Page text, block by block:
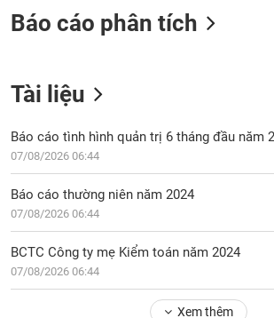
Báo cáo phân tích
Tài liệu
Báo cáo tình hình quản trị 6 tháng đầu năm
07/08/2026 06:44
Báo cáo thường niên năm 2024
07/08/2026 06:44
BCTC Công ty mẹ Kiểm toán năm 2024
07/08/2026 06:44
Xem thêm